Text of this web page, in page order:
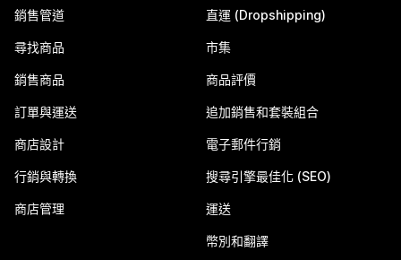
銷售管道
尋找商品
銷售商品
訂單與運送
商店設計
行銷與轉換
商店管理
直運 (Dropshipping)
市集
商品評價
追加銷售和套裝組合
電子郵件行銷
搜尋引擎最佳化 (SEO)
運送
幣別和翻譯